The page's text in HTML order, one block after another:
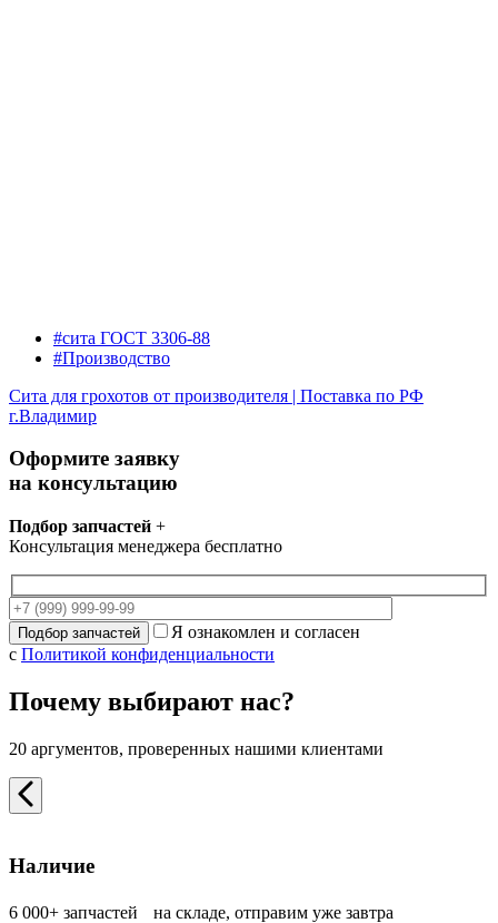
#сита ГОСТ 3306-88
#Производство
Сита для грохотов от производителя | Поставка по РФ
г.Владимир
Оформите заявку
на консультацию
Подбор запчастей +
Консультация менеджера бесплатно
Я ознакомлен и согласен
с Политикой конфиденциальности
Почему выбирают нас?
20 аргументов, проверенных нашими клиентами
Наличие
6 000+ запчастей на складе, отправим уже завтра